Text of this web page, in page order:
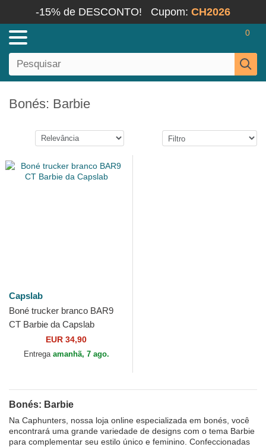
-15% de DESCONTO! Cupom: CH2026
0
Bonés: Barbie
Capslab
Boné trucker branco BAR9
CT Barbie da Capslab
EUR 34,90
Entrega amanhã, 7 ago.
Bonés: Barbie
Na Caphunters, nossa loja online especializada em bonés, você
encontrará uma grande variedade de designs com o tema Barbie
para complementar seu estilo único e feminino. Confeccionadas